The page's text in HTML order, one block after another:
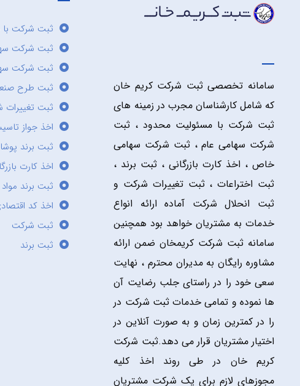
سامانه تخصصی ثبت شرکت کریم خان
که شامل کارشناسان مجرب در زمینه های
ثبت شرکت با مسئولیت محدود ، ثبت
شرکت سهامی عام ، ثبت شرکت سهامی
خاص ، اخذ کارت بازرگانی ، ثبت برند ،
ثبت اختراعات ، ثبت تغییرات شرکت و
ثبت انحلال شرکت آماده ارائه انواع
خدمات به مشتریان خواهد بود همچنین
سامانه ثبت شرکت کریمخان ضمن ارائه
مشاوره رایگان به مدیران محترم ، نهایت
سعی خود را در راستای جلب رضایت آن
ها نموده و تمامی خدمات ثبت شرکت در
را در کمترین زمان و به صورت آنلاین در
اختیار مشتریان قرار می دهد.ثبت شرکت
کریم خان در طی روند اخذ کلیه
مجوزهای لازم برای یک شرکت مشتریان
ثبت شرکت
ثبت شرکت
ثبت شرکت
ثبت طرح
ثبت
اخذ جواز
ثبت برند
اخذ کارت
ثبت برند
اخذ کد
ثبت شرکت
ثبت برند